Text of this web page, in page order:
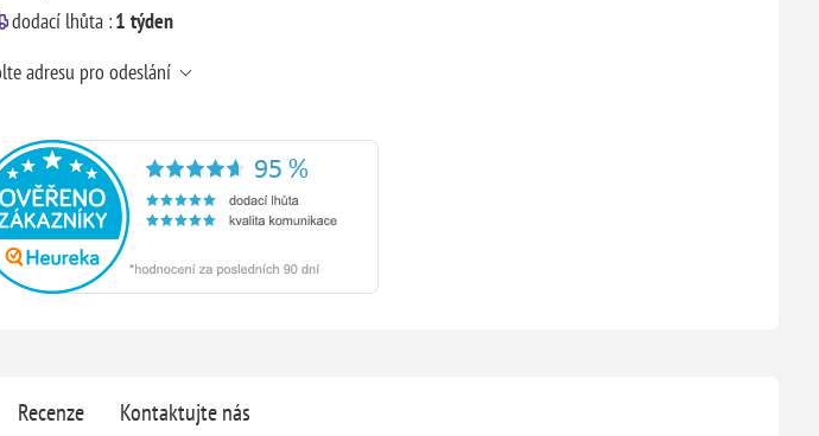
dodací lhůta :1 týden
adresu pro odeslání
Recenze Kontaktujte nás